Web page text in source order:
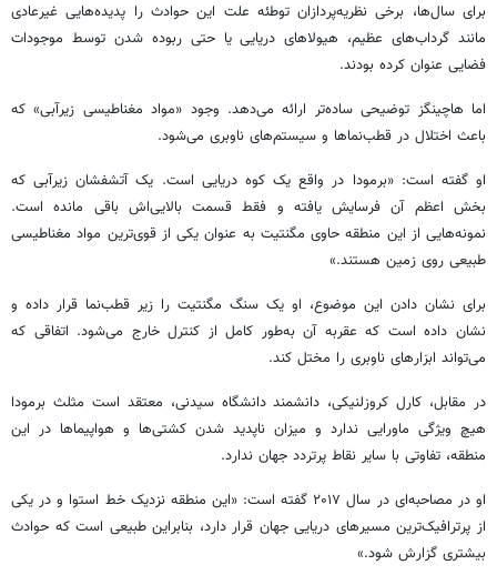
برای سال‌ها، برخی نظریه‌پردازان توطئه علت این حوادث را پدیده‌هایی غیرعادی
مانند گرداب‌های عظیم، هیولاهای دریایی یا حتی ربوده شدن توسط موجودات
فضایی عنوان کرده‌ بودند.
اما هاچینگز توضیحی ساده‌تر ارائه می‌دهد. وجود «مواد مغناطیسی زیرآبی» که
باعث اختلال در قطب‌نماها و سیستم‌های ناوبری می‌شود.
او گفته است: «برمودا در واقع یک کوه دریایی است. یک آتشفشان زیرآبی که
بخش اعظم آن فرسایش یافته و فقط قسمت بالایی‌اش باقی مانده است.
نمونه‌هایی از این منطقه حاوی مگنتیت به عنوان یکی از قوی‌ترین مواد مغناطیسی
طبیعی روی زمین هستند.»
برای نشان دادن این موضوع، او یک سنگ مگنتیت را زیر قطب‌نما قرار داده و
نشان داده است که عقربه آن به‌طور کامل از کنترل خارج می‌شود. اتفاقی که
می‌تواند ابزارهای ناوبری را مختل کند.
در مقابل، کارل کروزلنیکی، دانشمند دانشگاه سیدنی، معتقد است مثلث برمودا
هیچ ویژگی ماورایی ندارد و میزان ناپدید شدن کشتی‌ها و هواپیماها در این
منطقه، تفاوتی با سایر نقاط پرتردد جهان ندارد.
او در مصاحبه‌ای در سال ۲۰۱۷ گفته است: «این منطقه نزدیک خط استوا و در یکی
از پرترافیک‌ترین مسیرهای دریایی جهان قرار دارد، بنابراین طبیعی است که حوادث
بیشتری گزارش شود.»